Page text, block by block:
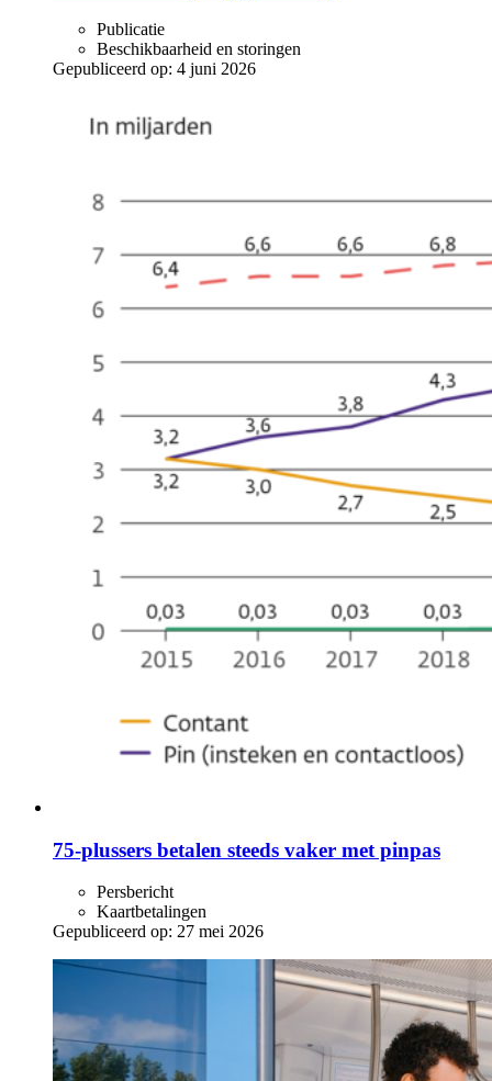
Publicatie
Beschikbaarheid en storingen
Gepubliceerd op: 4 juni 2026
75-plussers betalen steeds vaker met pinpas
Persbericht
Kaartbetalingen
Gepubliceerd op: 27 mei 2026